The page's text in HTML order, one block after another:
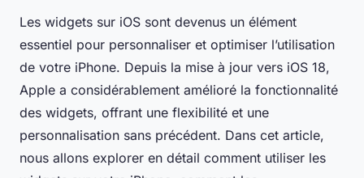
Les widgets sur iOS sont devenus un élément
essentiel pour personnaliser et optimiser l’utilisation
de votre iPhone. Depuis la mise à jour vers iOS 18,
Apple a considérablement amélioré la fonctionnalité
des widgets, offrant une flexibilité et une
personnalisation sans précédent. Dans cet article,
nous allons explorer en détail comment utiliser les